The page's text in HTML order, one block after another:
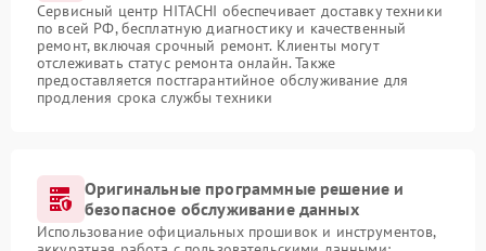
Сервисный центр HITACHI обеспечивает доставку техники
по всей РФ, бесплатную диагностику и качественный
ремонт, включая срочный ремонт. Клиенты могут
отслеживать статус ремонта онлайн. Также
предоставляется постгарантийное обслуживание для
продления срока службы техники
Оригинальные программные решение и
безопасное обслуживание данных
Использование официальных прошивок и инструментов,